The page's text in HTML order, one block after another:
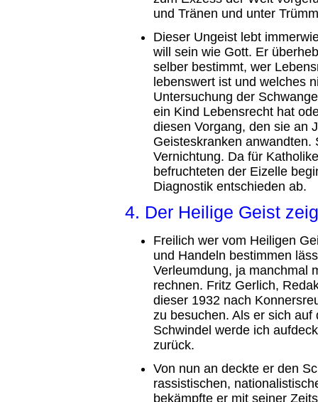
und Tränen und unter
Dieser Ungeist lebt
will sein wie Gott. Er
selber bestimmt, wer
lebenswert ist und welches
Untersuchung der
ein Kind Lebensrecht hat
diesen Vorgang, den sie an
Geisteskranken anwandten.
Vernichtung. Da für
befruchteten der Eizelle
Diagnostik entschieden ab.
4. Der Heilige Geist
Freilich wer vom Heiligen
und Handeln bestimmen
Verleumdung, ja manchmal
rechnen. Fritz Gerlich,
dieser 1932 nach
zu besuchen. Als er sich
Schwindel werde ich
zurück.
Von nun an deckte er den
rassistischen,
bekämpfte er mit seiner